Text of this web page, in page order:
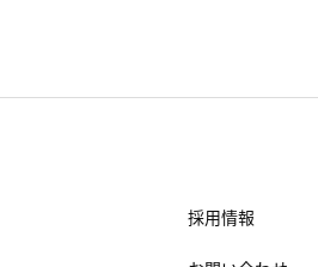
採用情報